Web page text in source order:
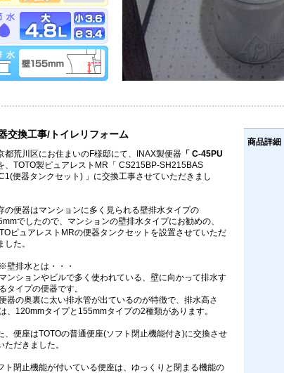
交換工事/トイレリフォーム
都荒川区にお住まいのF様邸にて、INAX製便器 「 C-45PU
、TOTO製ピュアレストMR「 CS215BP-SH215BAS
便器タンクセット) 」に交換工事させていただきまし
の便器はマンションに多く見られる壁排水タイプの
でしたので、マンションの壁排水タイプにお勧めの、
ピュアレストMRの便器タンクセットを設置させていただ
した。
※壁排水とは・・・
マンションやビルで多く使われている、壁に向かって排水す
るタイプの便器です。
器の奥裏に太い排水管が出ているのが特徴で、排水高さ
、120mmタイプと155mmタイプの2種類があります。
、便座はTOTOの普通便座(ソフト閉止機能付き)に交換させ
ただきました。
ト閉止機能が付いている便座は、ゆっくりと閉まる機能の
商品詳細